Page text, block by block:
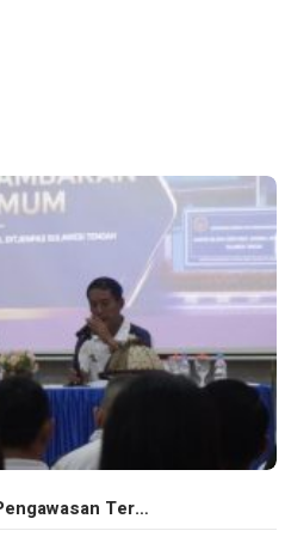
Ter…